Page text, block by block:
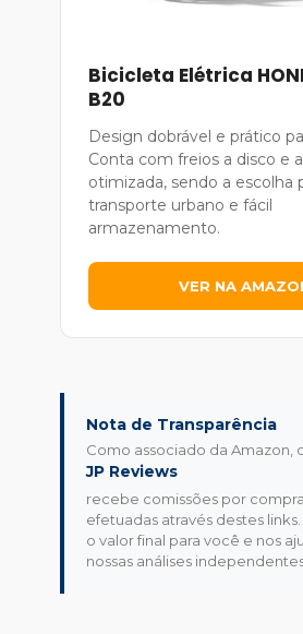
Bicicleta Elétrica
B20
Design dobrável e prático
Conta com freios a disco e
otimizada, sendo a escolha
transporte urbano e fácil
armazenamento.
VER NA
Nota de Transparência
Como associado da Amazon,
JP Reviews
recebe comissões por
efetuadas através destes
o valor final para você e nos
nossas análises